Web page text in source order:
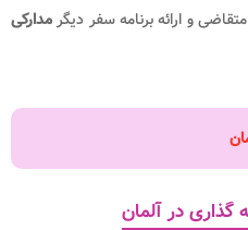
و ارائه برنامه سفر دیگرمدارکی
گذاری در آلمان